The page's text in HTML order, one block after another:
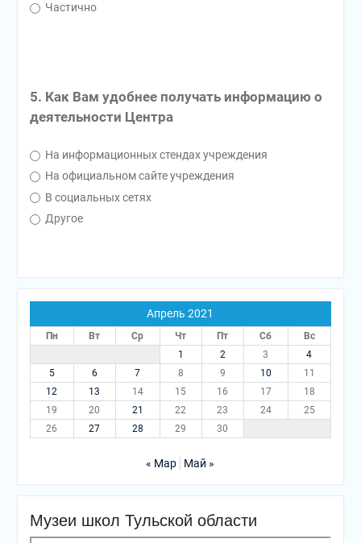
Частично
5. Как Вам удобнее получать информацию о
деятельности Центра
На информационных стендах учреждения
На официальном сайте учреждения
В социальных сетях
Другое
Апрель 2021
Пн Вт Ср Чт Пт Сб
Вс
1
2 3
4
5
6 7 8 9 10
11
12
13 14 15 16 17
18
19
20 21 22 23 24
25
26
27 28 29 30
« Мар Май »
Музеи школ Тульской области